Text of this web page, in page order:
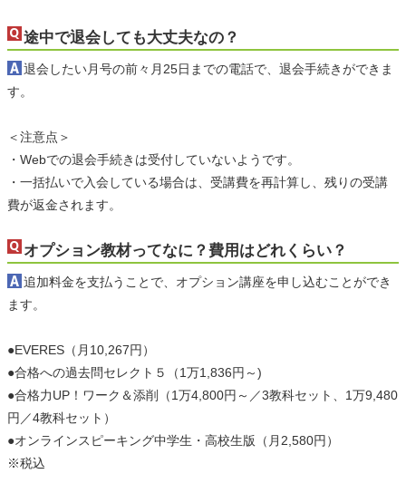
途中で退会しても大丈夫なの？
退会したい月号の前々月25日までの電話で、退会手続きができま
す。
＜注意点＞
・Webでの退会手続きは受付していないようです。
・一括払いで入会している場合は、受講費を再計算し、残りの受講
費が返金されます。
オプション教材ってなに？費用はどれくらい？
追加料金を支払うことで、オプション講座を申し込むことができ
ます。
●EVERES（月10,267円）
●合格への過去問セレクト５（1万1,836円～)
●合格力UP！ワーク＆添削（1万4,800円～／3教科セット、1万9,480
円／4教科セット）
●オンラインスピーキング中学生・高校生版（月2,580円）
※税込